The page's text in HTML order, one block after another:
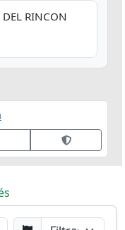
DEL RINCON
datos de firmaValidar